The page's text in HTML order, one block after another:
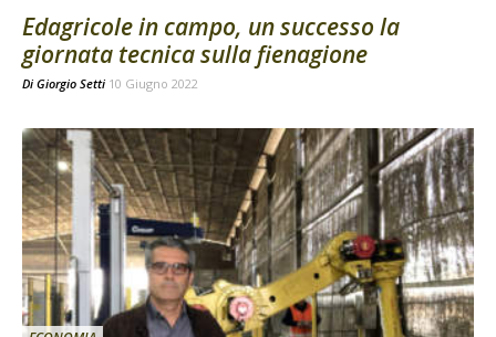
Edagricole in campo, un successo la
giornata tecnica sulla fienagione
Di Giorgio Setti 10 Giugno 2022